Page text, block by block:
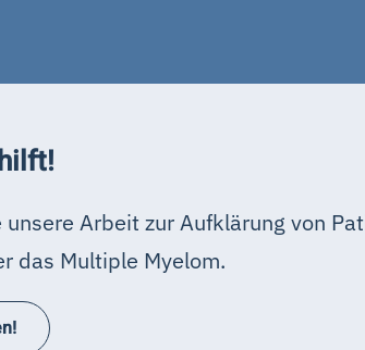
Arbeit zur Aufklärung von
das Multiple Myelom.